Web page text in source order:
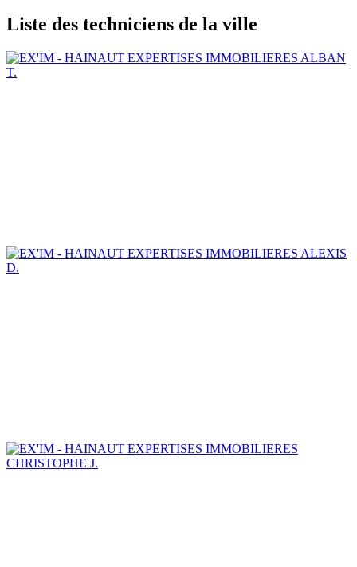
Liste des techniciens de la ville
ALBAN
T.
ALEXIS
D.
CHRISTOPHE J.